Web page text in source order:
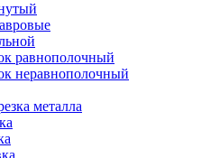
равнополочный
неравнополочный
металла